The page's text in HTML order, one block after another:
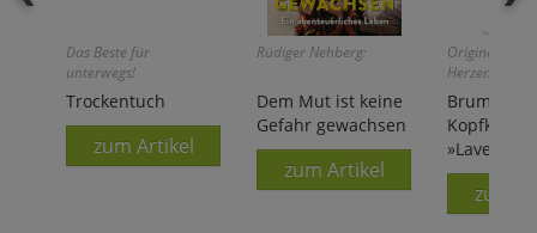
Das Beste für
unterwegs!
Trockentuch
zum Artikel
Rüdiger Nehberg:
Dem Mut ist keine
Gefahr gewachsen
zum Artikel
Original aus
Herzen der
Brume
»Lavendel«
zum